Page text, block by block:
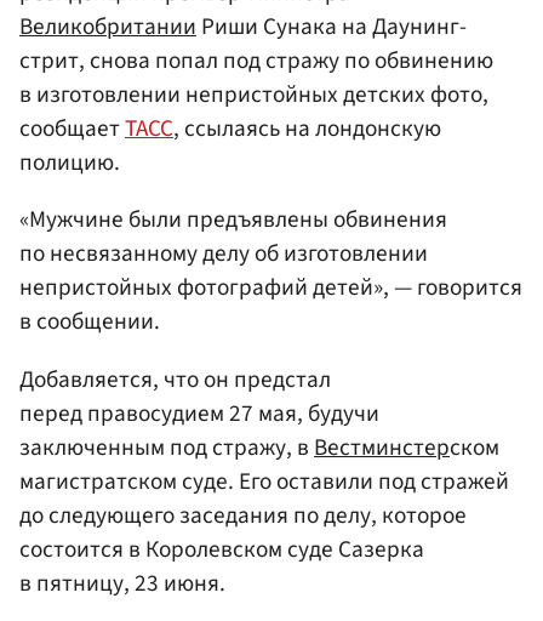
ВеликобританииРиши Сунака на Даунинг-
стрит, снова попал под стражу по обвинению
в изготовлении непристойных детских фото,
сообщаетТАСС, ссылаясь на лондонскую
полицию.
«Мужчине были предъявлены обвинения
по несвязанному делу об изготовлении
непристойных фотографий детей», — говорится
в сообщении.
Добавляется, что он предстал
перед правосудием 27 мая, будучи
заключенным под стражу, в Вестминстерском
магистратском суде. Его оставили под стражей
до следующего заседания по делу, которое
состоится в Королевском суде Сазерка
в пятницу, 23 июня.